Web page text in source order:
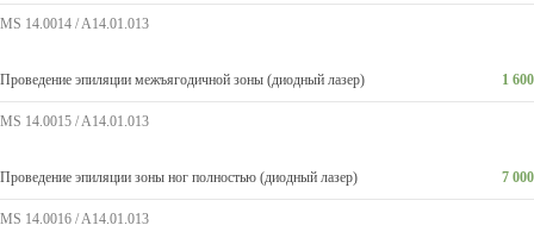
MS 14.0014 / A14.01.013
Проведение эпиляции межъягодичной зоны (диодный лазер) 1 600
MS 14.0015 / A14.01.013
Проведение эпиляции зоны ног полностью (диодный лазер) 7 000
MS 14.0016 / A14.01.013